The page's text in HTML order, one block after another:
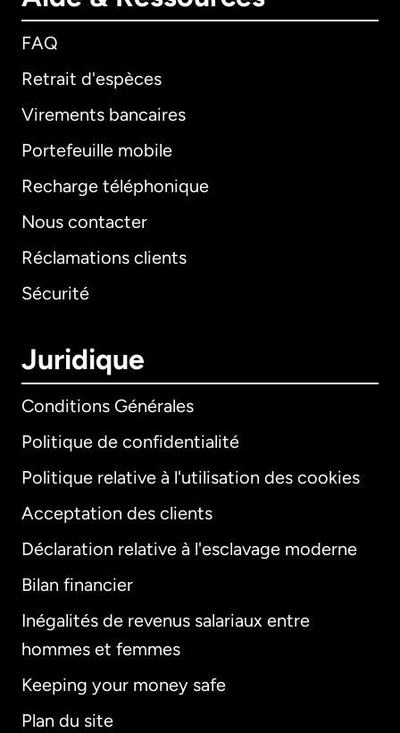
FAQ
Retrait d'espèces
Virements bancaires
Portefeuille mobile
Recharge téléphonique
Nous contacter
Réclamations clients
Sécurité
Juridique
Conditions Générales
Politique de confidentialité
Politique relative à l'utilisation des cookies
Acceptation des clients
Déclaration relative à l'esclavage moderne
Bilan financier
Inégalités de revenus salariaux entre
hommes et femmes
Keeping your money safe
Plan du site
International
Allemagne